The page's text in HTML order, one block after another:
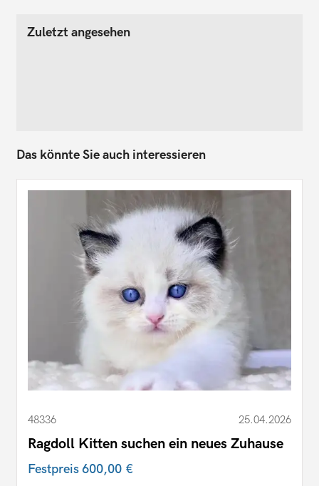
Zuletzt angesehen
Das könnte Sie auch interessieren
48336 25.04.2026
Ragdoll Kitten suchen ein neues Zuhause
Festpreis600,00 €